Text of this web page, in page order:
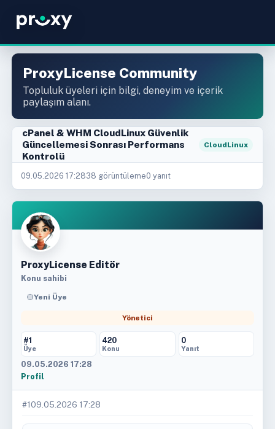
ProxyLicense Community
Topluluk üyeleri için bilgi, deneyim ve içerik
paylaşım alanı.
cPanel & WHM CloudLinux Güvenlik
Güncellemesi Sonrası Performans
Kontrolü
CloudLinux
09.05.2026 17:2838 görüntüleme0 yanıt
ProxyLicense Editör
Konu sahibi
Yeni Üye
Yönetici
#1
Üye
420
Konu
0
Yanıt
09.05.2026 17:28
Profil
#1 09.05.2026 17:28